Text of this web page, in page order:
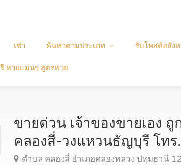
เช่า ค้นหาตามประเภท รับโพสต์อสัง
หวยแม่นๆ สูตรหวย
ขายด่วน เจ้าของขายเอง
คลองสี่-วงแหวนธัญบุรี โท
ตำบล คลองสี่ อำเภอคลองหลวง ปทุมธานี